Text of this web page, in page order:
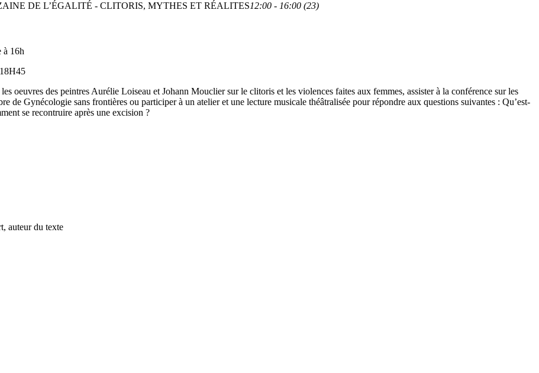
DE L’ÉGALITÉ - CLITORIS, MYTHES ET RÉALITES12:00 - 16:00 (23)
à 16h
oeuvres des peintres Aurélie Loiseau et Johann Mouclier sur le clitoris et les violences faites aux femmes, assister à la conférence sur les
de Gynécologie sans frontières ou participer à un atelier et une lecture musicale théâtralisée pour répondre aux questions suivantes : Qu’est-
se recontruire après une excision ?
auteur du texte